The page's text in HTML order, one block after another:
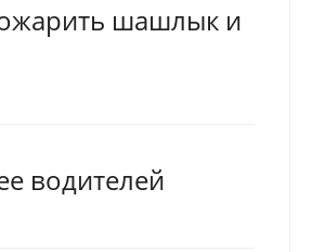
шашлык и
водителей